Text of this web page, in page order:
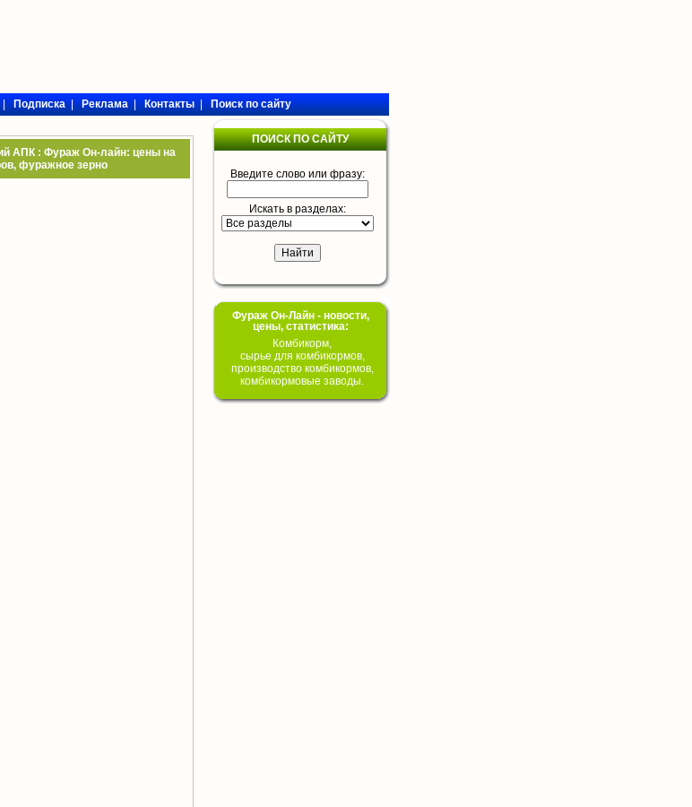
Подписка|Реклама|Контакты|Поиск по сайту
АПК : Фураж Он-лайн: цены на
фуражное зерно
ПОИСК ПО САЙТУ
Введите слово или фразу:
Искать в разделах:
Фураж Он-Лайн - новости,
цены, статистика:
Комбикорм,
сырье для комбикормов,
производство комбикормов,
комбикормовые заводы.